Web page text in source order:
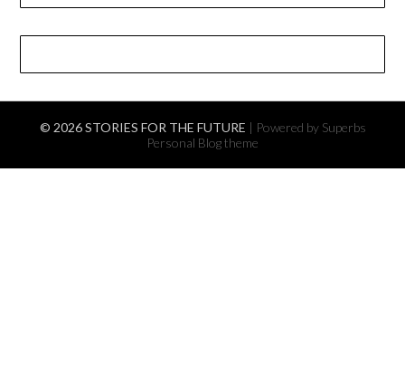
© 2026 STORIES FOR THE FUTURE | Powered by Superbs
Personal Blog theme